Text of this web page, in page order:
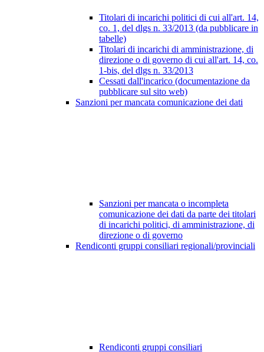
Titolari di incarichi politici di cui all'art. 14,
co. 1, del dlgs n. 33/2013 (da pubblicare in
tabelle)
Titolari di incarichi di amministrazione, di
direzione o di governo di cui all'art. 14, co.
1-bis, del dlgs n. 33/2013
Cessati dall'incarico (documentazione da
pubblicare sul sito web)
Sanzioni per mancata comunicazione dei dati
Sanzioni per mancata o incompleta
comunicazione dei dati da parte dei titolari
di incarichi politici, di amministrazione, di
direzione o di governo
Rendiconti gruppi consiliari regionali/provinciali
Rendiconti gruppi consiliari